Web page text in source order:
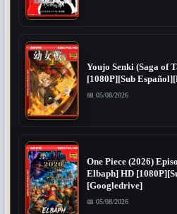
Youjo Senki (Saga of
[1080P][Sub
📅 05/08/2026
One Piece (2026)
Elbaph] HD
[Googledrive]
📅 05/08/2026